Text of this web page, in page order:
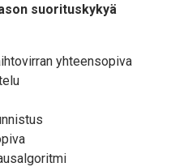
suorituskykyä
yhteensopiva